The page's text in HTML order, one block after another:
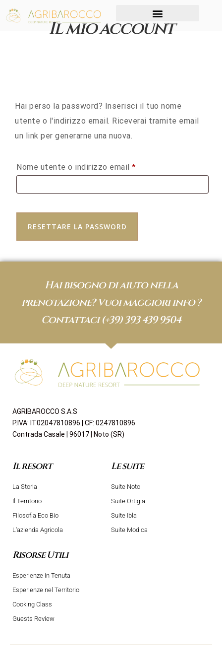
Il mio account
Hai perso la password? Inserisci il tuo nome
utente o l'indirizzo email. Riceverai tramite email
un link per generarne una nuova.
Nome utente o indirizzo email *
RESETTARE LA PASSWORD
Hai bisogno di aiuto nella
prenotazione? Vuoi maggiori info ?
Contattaci(+39) 393 439 9504
AGRIBAROCCO S.A.S
P.IVA: IT02047810896 | CF: 0247810896
Contrada Casale | 96017 | Noto (SR)
Il resort
La Storia
Il Territorio
Filosofia Eco Bio
L'azienda Agricola
Le suite
Suite Noto
Suite Ortigia
Suite Ibla
Suite Modica
Risorse Utili
Esperienze in Tenuta
Esperienze nel Territorio
Cooking Class
Guests Review